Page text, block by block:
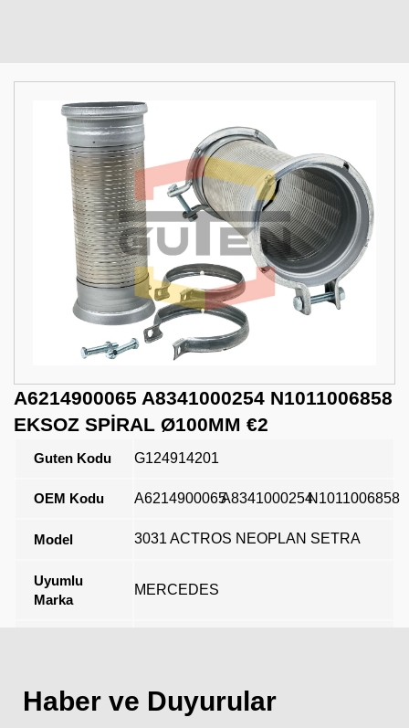
A6214900065 A8341000254 N1011006858
EKSOZ SPİRAL Ø100MM €2
Guten Kodu G124914201
OEM Kodu A6214900065A8341000254N1011006858
Model 3031 ACTROS NEOPLAN SETRA
Uyumlu
Marka
MERCEDES
Haber ve Duyurular